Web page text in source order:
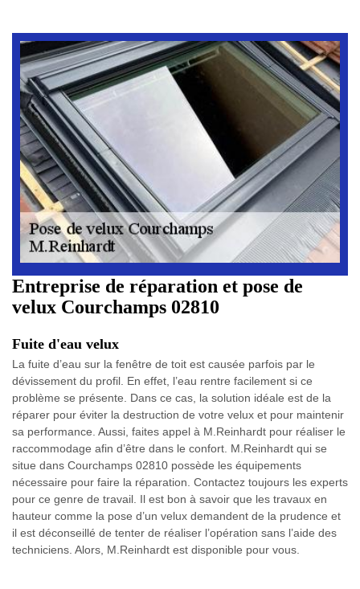
Entreprise de réparation et pose de
velux Courchamps 02810
Fuite d'eau velux
La fuite d’eau sur la fenêtre de toit est causée parfois par le
dévissement du profil. En effet, l’eau rentre facilement si ce
problème se présente. Dans ce cas, la solution idéale est de la
réparer pour éviter la destruction de votre velux et pour maintenir
sa performance. Aussi, faites appel à M.Reinhardt pour réaliser le
raccommodage afin d’être dans le confort. M.Reinhardt qui se
situe dans Courchamps 02810 possède les équipements
nécessaire pour faire la réparation. Contactez toujours les experts
pour ce genre de travail. Il est bon à savoir que les travaux en
hauteur comme la pose d’un velux demandent de la prudence et
il est déconseillé de tenter de réaliser l’opération sans l’aide des
techniciens. Alors, M.Reinhardt est disponible pour vous.